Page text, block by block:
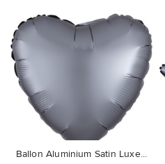
favorite_border
Ballon Aluminium Satin Luxe...